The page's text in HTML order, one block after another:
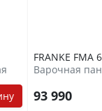
FRANKE FMA
Варочная
93 990